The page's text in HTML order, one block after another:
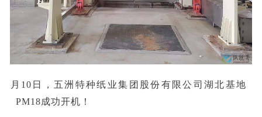
月10日，五洲特种纸业集团股份有限公司湖北基地
PM18成功开机！